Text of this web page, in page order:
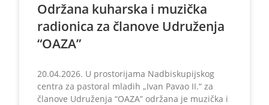
Održana kuharska i muzička
radionica za članove Udruženja
“OAZA”
20.04.2026. U prostorijama Nadbiskupijskog
centra za pastoral mladih „Ivan Pavao II.“ za
članove Udruženja “OAZA” održana je muzička i